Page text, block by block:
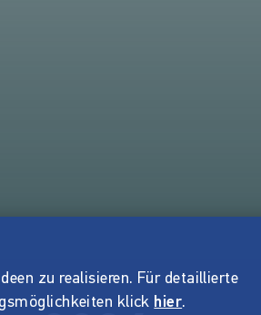
zu realisieren. Für detaillierte
klick hier.